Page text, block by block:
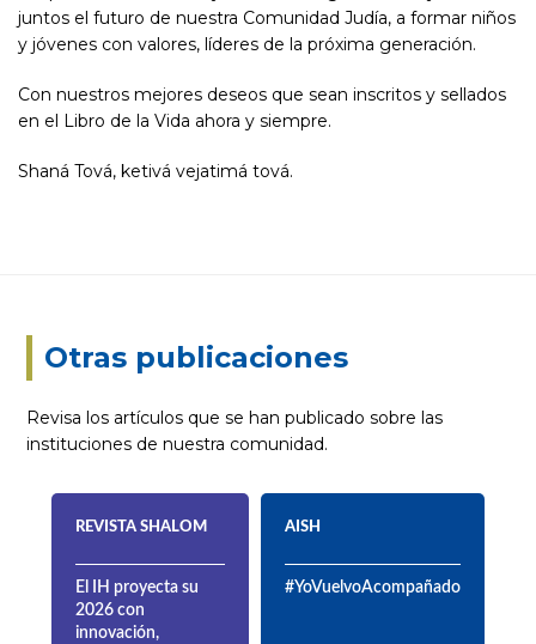
juntos el futuro de nuestra Comunidad Judía, a formar niños
y jóvenes con valores, líderes de la próxima generación.
Con nuestros mejores deseos que sean inscritos y sellados
en el Libro de la Vida ahora y siempre.
Shaná Tová, ketivá vejatimá tová.
Otras publicaciones
Revisa los artículos que se han publicado sobre las
instituciones de nuestra comunidad.
REVISTA SHALOM
El IH proyecta su
2026 con
innovación,
AISH
#YoVuelvoAcompañado